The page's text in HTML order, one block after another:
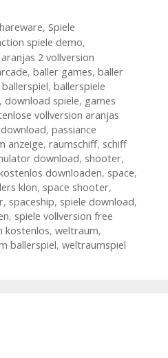
, Spiele
spiele demo,
aranjas 2 vollversion
, baller games, baller
ballerspiel, ballerspiele
, download spiele, games
vollversion aranjas
, passiance
anzeige, raumschiff, schiff
download, shooter,
downloaden, space,
klon, space shooter,
, spaceship, spiele download,
, spiele vollversion free
kostenlos, weltraum,
ballerspiel, weltraumspiel